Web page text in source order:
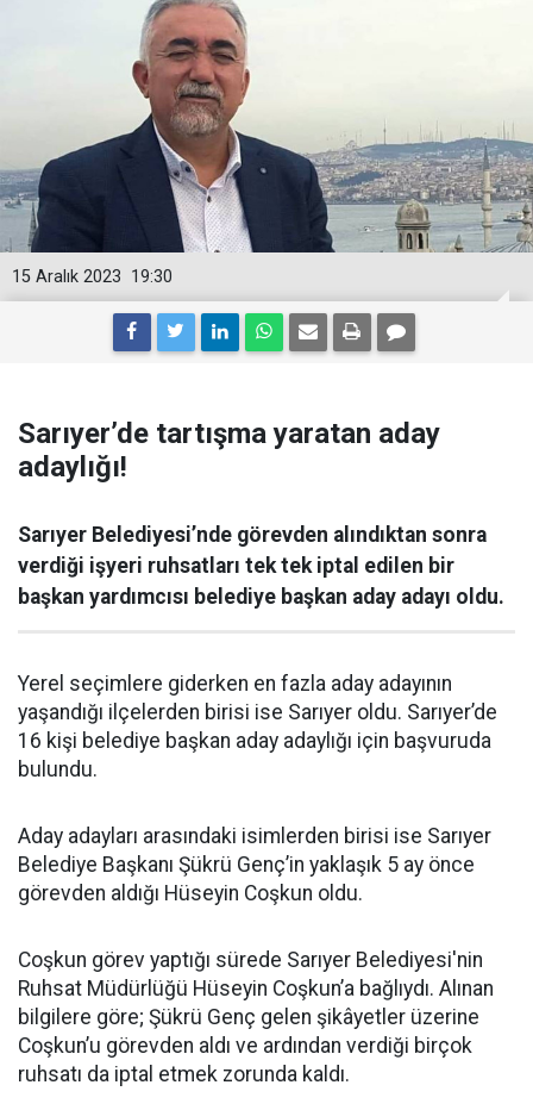
19:30
15 Aralık 2023
Sarıyer’de tartışma yaratan aday
adaylığı!
Sarıyer Belediyesi’nde görevden alındıktan sonra
verdiği işyeri ruhsatları tek tek iptal edilen bir
başkan yardımcısı belediye başkan aday adayı oldu.
Yerel seçimlere giderken en fazla aday adayının
yaşandığı ilçelerden birisi ise Sarıyer oldu. Sarıyer’de
16 kişi belediye başkan aday adaylığı için başvuruda
bulundu.
Aday adayları arasındaki isimlerden birisi ise Sarıyer
Belediye Başkanı Şükrü Genç’in yaklaşık 5 ay önce
görevden aldığı Hüseyin Coşkun oldu.
Coşkun görev yaptığı sürede Sarıyer Belediyesi'nin
Ruhsat Müdürlüğü Hüseyin Coşkun’a bağlıydı. Alınan
bilgilere göre; Şükrü Genç gelen şikâyetler üzerine
Coşkun’u görevden aldı ve ardından verdiği birçok
ruhsatı da iptal etmek zorunda kaldı.